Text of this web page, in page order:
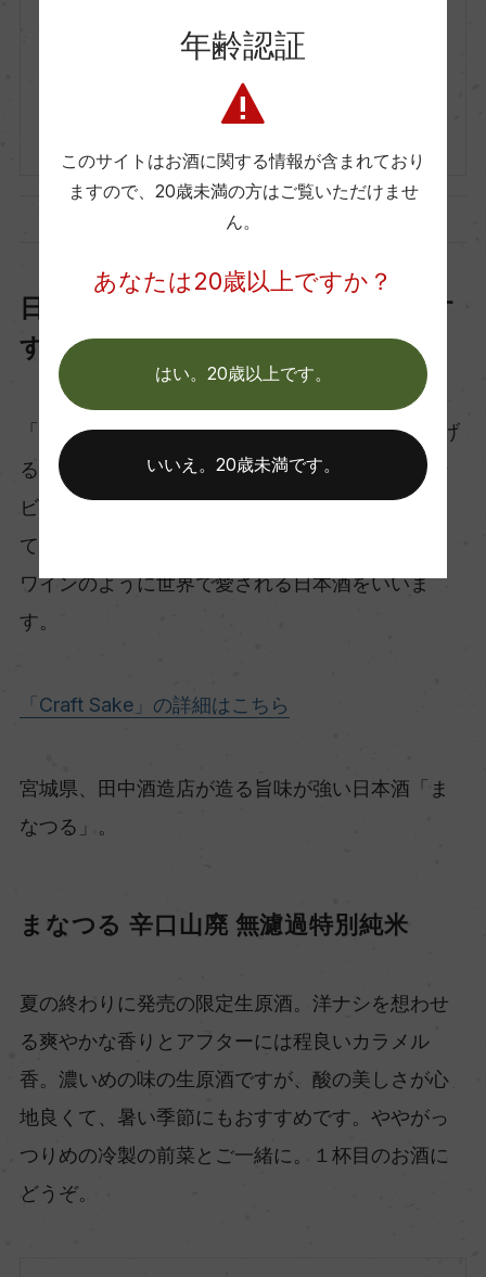
フェルミエ
ケルナー スパークリング
日本酒（Craft Sake）バイヤーがおす
すめしたい日本酒
「Craft Sake」とは、Value＆Qualityを理念に掲げ
るワインインポーター「モトックス」が、ワイン
ビジネスのノウハウと豊富な国際感覚を活かし
て、想いを同じくする蔵元と協力して開発した、
ワインのように世界で愛される日本酒をいいま
す。
「Craft Sake」の詳細はこちら
宮城県、田中酒造店が造る旨味が強い日本酒「ま
なつる」。
まなつる 辛口山廃 無濾過特別純米
夏の終わりに発売の限定生原酒。洋ナシを想わせ
る爽やかな香りとアフターには程良いカラメル
香。濃いめの味の生原酒ですが、酸の美しさが心
地良くて、暑い季節にもおすすめです。ややがっ
つりめの冷製の前菜とご一緒に。１杯目のお酒に
どうぞ。
年齢認証
このサイトはお酒に関する情報が含まれており
ますので、 20歳未満の方はご覧いただけませ
ん。
あなたは20歳以上ですか？
はい。20歳以上です。
いいえ。20歳未満です。